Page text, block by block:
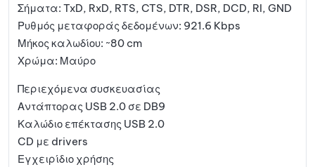
Σήματα: TxD, RxD, RTS, CTS, DTR, DSR, DCD, RI, GND
Ρυθμός μεταφοράς δεδομένων: 921.6 Kbps
Μήκος καλωδίου: ~80 cm
Χρώμα: Μαύρο
Περιεχόμενα συσκευασίας
Αντάπτορας USB 2.0 σε DB9
Καλώδιο επέκτασης USB 2.0
CD με drivers
Εγχειρίδιο χρήσης